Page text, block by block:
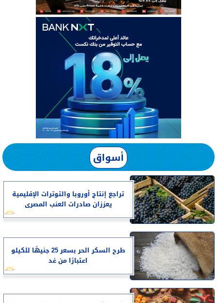
أسواق
تراجع إنتاج أوروبا والتوترات الإقليمية
يعززان صادرات العنب المصرى
طرح السكر الحر بسعر 25 جنيهًا للكيلو
اعتبارًا من غد